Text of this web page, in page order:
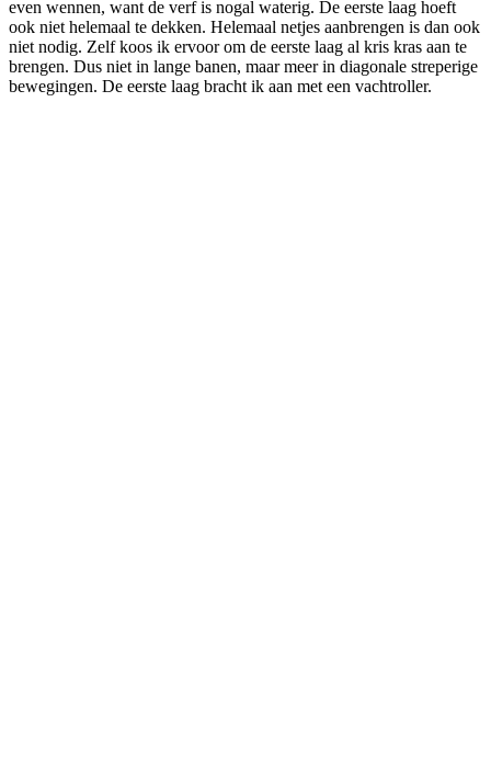
even wennen, want de verf is nogal waterig. De eerste laag hoeft
ook niet helemaal te dekken. Helemaal netjes aanbrengen is dan ook
niet nodig. Zelf koos ik ervoor om de eerste laag al kris kras aan te
brengen. Dus niet in lange banen, maar meer in diagonale streperige
bewegingen. De eerste laag bracht ik aan met een vachtroller.